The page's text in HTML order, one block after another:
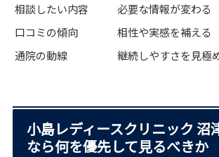
相談したい内容
必要な情報が変わる
口コミの傾向
相性や実感を補える
通院の動線
継続しやすさを見極
小島レディースクリニック 沼
なら何を優先して見るべきか